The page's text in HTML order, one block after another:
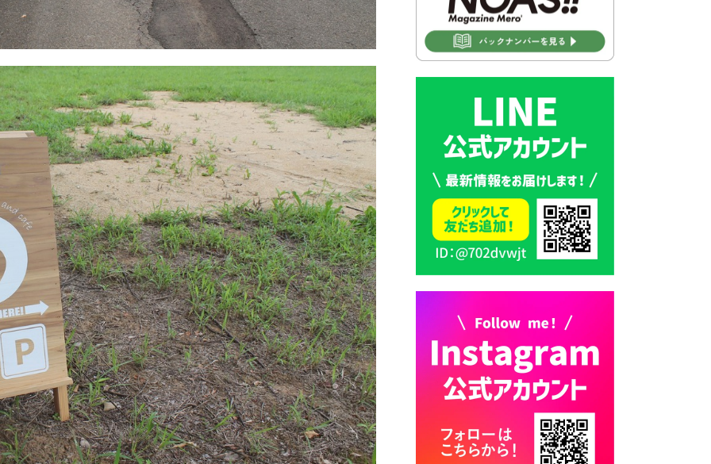
2026年7月30日 豊前市立豊前
中学校の進捗状況について
2026年7月30日 豊前市立学校
2026年7月30日 豊前市立学校
紹介≪再編計画の見直しにつ
いて≫
2026年7月29日 豊前市指定ご
み袋販売のお知らせ
2026年7月28日 豊前カラス天
狗みなと祭り（花火大会）開
催決定！
2026年7月28日 令和8年度
京築地区水道企業団職員採用
試験（募集）
2026年7月27日 マイナンバー
カード交付に伴う休日および
平日夜間開庁の案内
2026年7月22日 令和８年度
「こども文化パスポート事